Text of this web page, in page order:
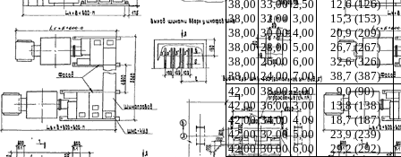
38,00 33,00 2,50
12,6 (126)
38,00 32,00 3,00
15,3 (153)
38,00 30,00 4,00
20,9 (209)
38,00 28,00 5,00
26,7 (267)
38,00 26,00 6,00
32,6 (326)
38,00 24,00 7,00
38,7 (387)
42,00 38,00 2,00
9,0 (90)
42,00 36,00 3,00
13,8 (138)
42,00 34,00 4,00
18,7 (187)
42,00 32,00 5,00
23,9 (239)
42,00 30,00 6,00
29,2 (292)